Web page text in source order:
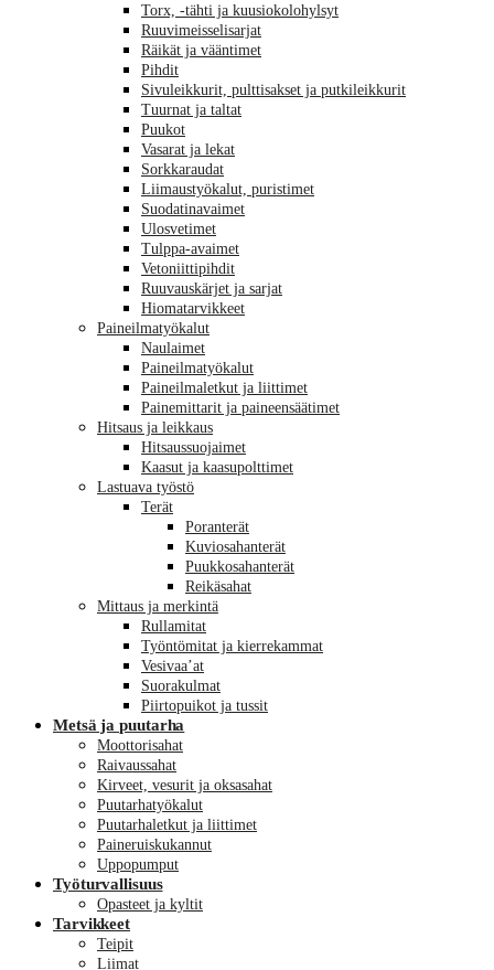
Torx, -tähti ja kuusiokolohylsyt
Ruuvimeisselisarjat
Räikät ja vääntimet
Pihdit
Sivuleikkurit, pulttisakset ja putkileikkurit
Tuurnat ja taltat
Puukot
Vasarat ja lekat
Sorkkaraudat
Liimaustyökalut, puristimet
Suodatinavaimet
Ulosvetimet
Tulppa-avaimet
Vetoniittipihdit
Ruuvauskärjet ja sarjat
Hiomatarvikkeet
Paineilmatyökalut
Naulaimet
Paineilmatyökalut
Paineilmaletkut ja liittimet
Painemittarit ja paineensäätimet
Hitsaus ja leikkaus
Hitsaussuojaimet
Kaasut ja kaasupolttimet
Lastuava työstö
Terät
Poranterät
Kuviosahanterät
Puukkosahanterät
Reikäsahat
Mittaus ja merkintä
Rullamitat
Työntömitat ja kierrekammat
Vesivaa’at
Suorakulmat
Piirtopuikot ja tussit
Metsä ja puutarha
Moottorisahat
Raivaussahat
Kirveet, vesurit ja oksasahat
Puutarhatyökalut
Puutarhaletkut ja liittimet
Paineruiskukannut
Uppopumput
Työturvallisuus
Opasteet ja kyltit
Tarvikkeet
Teipit
Liimat